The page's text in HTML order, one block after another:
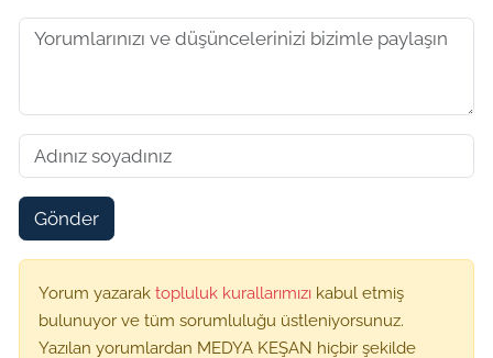
Gönder
Yorum yazarak topluluk kurallarımızı kabul etmiş
bulunuyor ve tüm sorumluluğu üstleniyorsunuz.
Yazılan yorumlardan MEDYA KEŞAN hiçbir şekilde